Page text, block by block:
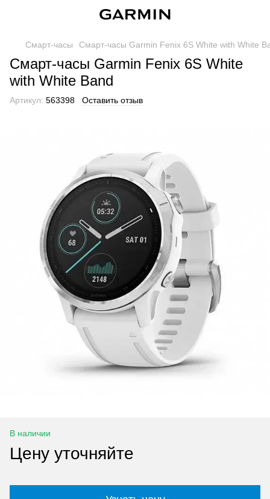
Смарт-часы Смарт-часы Garmin Fenix 6S White with White
Смарт-часы Garmin Fenix 6S White
with White Band
Артикул: 563398 Оставить отзыв
В наличии
Цену уточняйте